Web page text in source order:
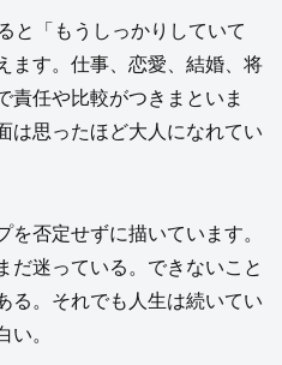
と「もうしっかりしていて
ます。仕事、恋愛、結婚、将
責任や比較がつきまといま
は思ったほど大人になれてい
を否定せずに描いています。
だ迷っている。できないこと
る。それでも人生は続いてい
い。